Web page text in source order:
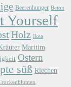
Beerenhunger Beton
Yourself
Holz Ikea
Maritim
Ostern
süß Riechen